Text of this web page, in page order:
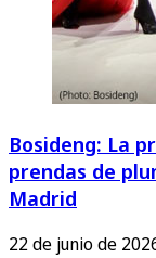
Bosideng: La
prendas de
Madrid
22 de junio de